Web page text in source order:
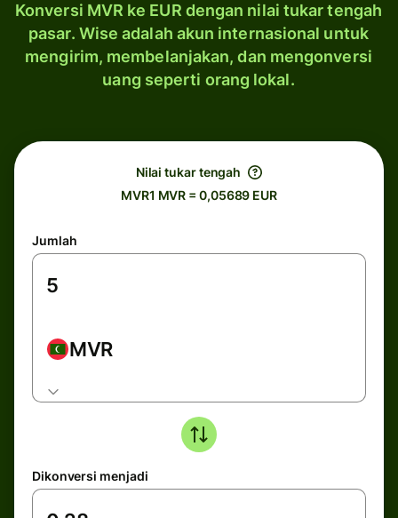
Konversi MVR ke EUR dengan nilai tukar tengah
pasar. Wise adalah akun internasional untuk
mengirim, membelanjakan, dan mengonversi
uang seperti orang lokal.
Nilai tukar tengah
MVR1 MVR = 0,05689 EUR
Jumlah
MVR
Dikonversi menjadi